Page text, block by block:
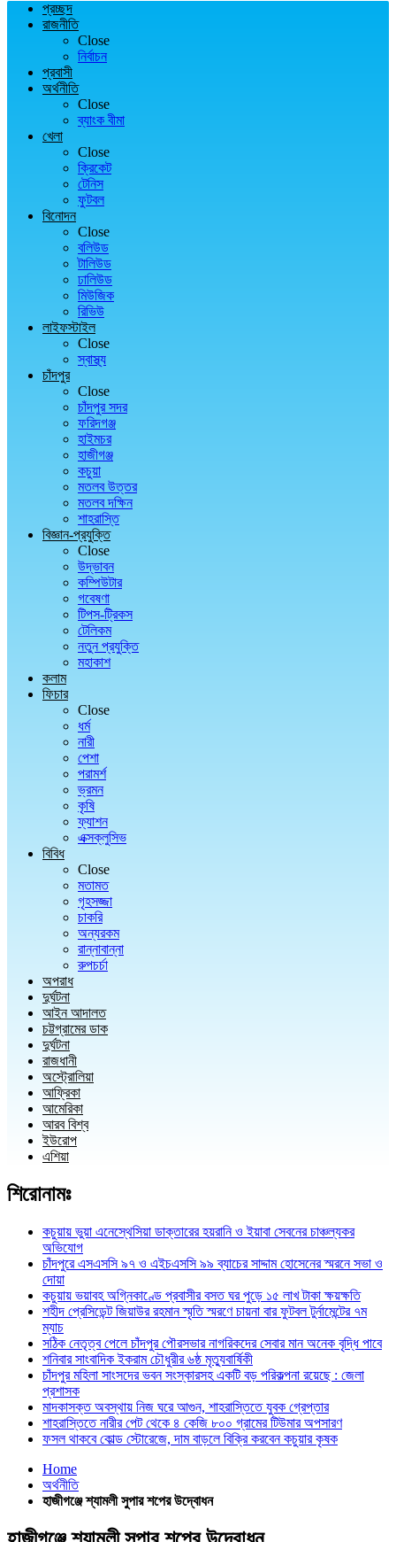
প্রচ্ছদ
রাজনীতি
Close
নির্বাচন
প্রবাসী
অর্থনীতি
Close
ব্যাংক বীমা
খেলা
Close
ক্রিকেট
টেনিস
ফুটবল
বিনোদন
Close
বলিউড
টালিউড
ঢালিউড
মিউজিক
রিভিউ
লাইফস্টাইল
Close
স্বাস্থ্য
চাঁদপুর
Close
চাঁদপুর সদর
ফরিদগঞ্জ
হাইমচর
হাজীগঞ্জ
কচুয়া
মতলব উত্তর
মতলব দক্ষিন
শাহরাস্তি
বিজ্ঞান-প্রযুক্তি
Close
উদ্ভাবন
কম্পিউটার
গবেষণা
টিপস-ট্রিকস
টেলিকম
নতুন প্রযুক্তি
মহাকাশ
কলাম
ফিচার
Close
ধর্ম
নারী
পেশা
পরামর্শ
ভ্রমন
কৃষি
ফ্যাশন
এক্সক্লুসিভ
বিবিধ
Close
মতামত
গৃহসজ্জা
চাকরি
অন্যরকম
রান্নাবান্না
রুপচর্চা
অপরাধ
দুর্ঘটনা
আইন আদালত
চট্টগ্রামের ডাক
দুর্ঘটনা
রাজধানী
অস্ট্রোলিয়া
আফ্রিকা
আমেরিকা
আরব বিশ্ব
ইউরোপ
এশিয়া
শিরোনামঃ
কচুয়ায় ভুয়া এনেস্থেসিয়া ডাক্তারের হয়রানি ও ইয়াবা সেবনের চাঞ্চল্যকর
অভিযোগ
চাঁদপুরে এসএসসি ৯৭ ও এইচএসসি ৯৯ ব্যাচের সাদ্দাম হোসেনের স্মরনে সভা ও
দোয়া
কচুয়ায় ভয়াবহ অগ্নিকাণ্ডে প্রবাসীর বসত ঘর পুড়ে ১৫ লাখ টাকা ক্ষয়ক্ষতি
শহীদ প্রেসিডেন্ট জিয়াউর রহমান স্মৃতি স্মরণে চায়না বার ফুটবল টুর্নামেন্টের ৭ম
ম্যাচ
সঠিক নেতৃত্ব পেলে চাঁদপুর পৌরসভার নাগরিকদের সেবার মান অনেক বৃদ্ধি পাবে
শনিবার সাংবাদিক ইকরাম চৌধুরীর ৬ষ্ঠ মৃত্যুবার্ষিকী
চাঁদপুর মহিলা সাংসদের ভবন সংস্কারসহ একটি বড় পরিকল্পনা রয়েছে : জেলা
প্রশাসক
মাদকাসক্ত অবস্থায় নিজ ঘরে আগুন, শাহরাস্তিতে যুবক গ্রেপ্তার
শাহরাস্তিতে নারীর পেট থেকে ৪ কেজি ৮০০ গ্রামের টিউমার অপসারণ
ফসল থাকবে কোল্ড স্টোরেজে, দাম বাড়লে বিক্রি করবেন কচুয়ার কৃষক
Home
অর্থনীতি
হাজীগঞ্জে শ্যামলী সুপার শপের উদ্বোধন